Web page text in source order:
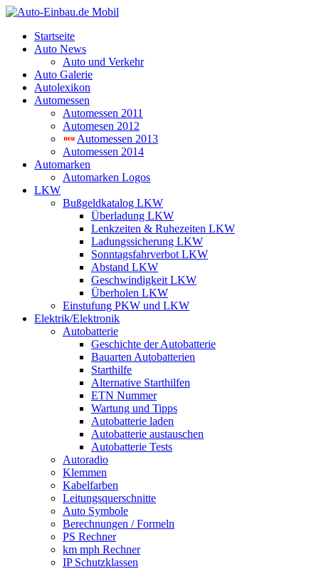
Startseite
Auto News
Auto und Verkehr
Auto Galerie
Autolexikon
Automessen
Automessen 2011
Automesen 2012
Automessen 2013
Automessen 2014
Automarken
Automarken Logos
LKW
Bußgeldkatalog LKW
Überladung LKW
Lenkzeiten & Ruhezeiten LKW
Ladungssicherung LKW
Sonntagsfahrverbot LKW
Abstand LKW
Geschwindigkeit LKW
Überholen LKW
Einstufung PKW und LKW
Elektrik/Elektronik
Autobatterie
Geschichte der Autobatterie
Bauarten Autobatterien
Starthilfe
Alternative Starthilfen
ETN Nummer
Wartung und Tipps
Autobatterie laden
Autobatterie austauschen
Autobatterie Tests
Autoradio
Klemmen
Kabelfarben
Leitungsquerschnitte
Auto Symbole
Berechnungen / Formeln
PS Rechner
km mph Rechner
IP Schutzklassen